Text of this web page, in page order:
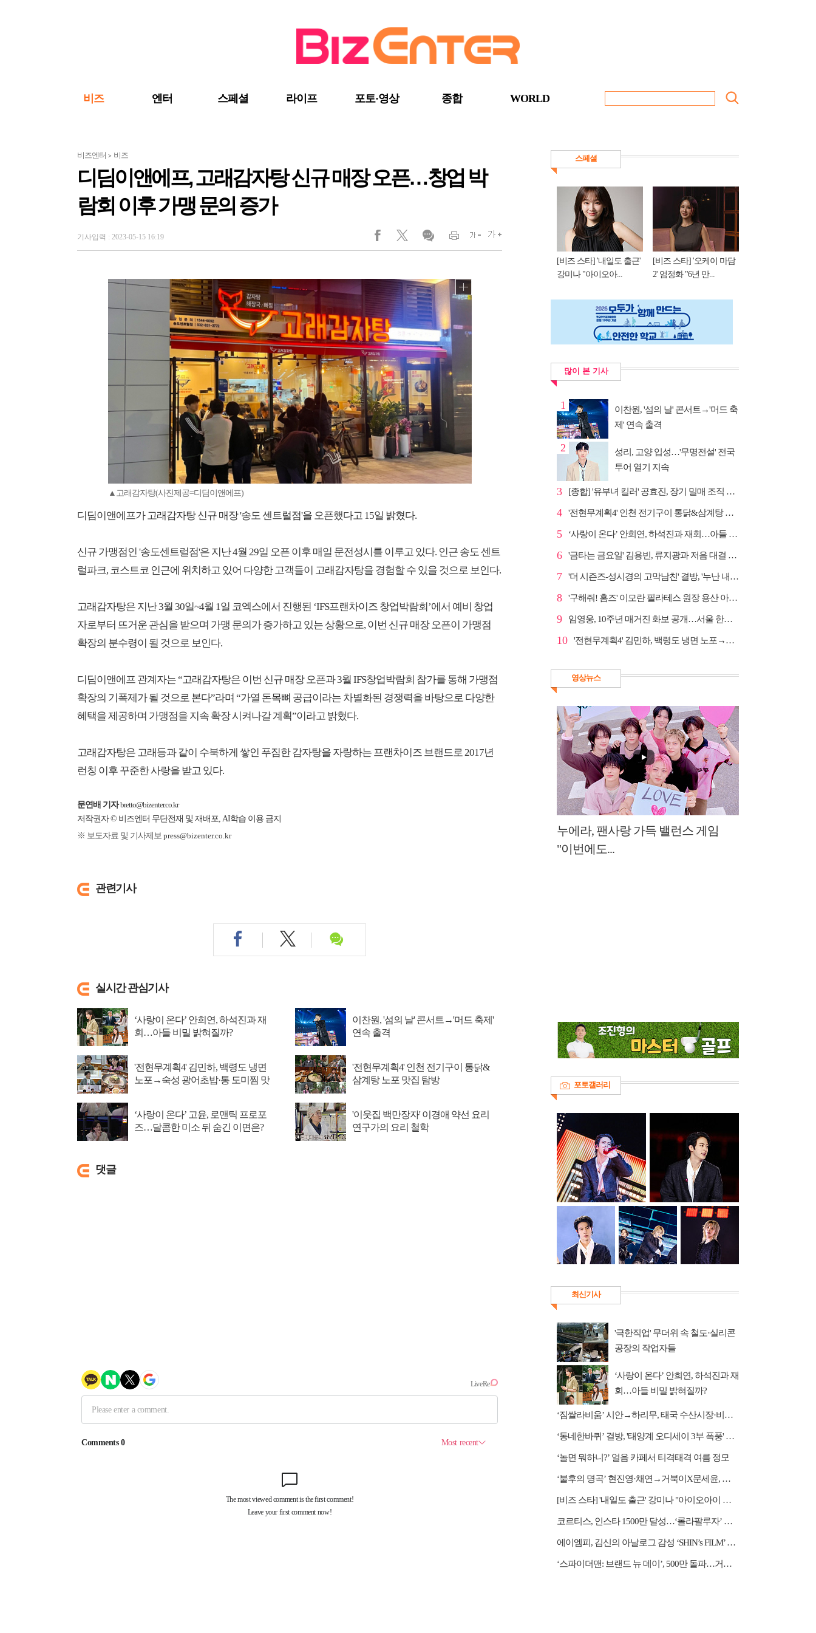
비즈 엔터 스페셜 라이프 포토·영상 종합 WORLD
비즈엔터 > 비즈
디딤이앤에프, 고래감자탕 신규 매장 오픈…창업 박
람회 이후 가맹 문의 증가
기사입력 : 2023-05-15 16:19
▲고래감자탕(사진제공=디딤이앤에프)
디딤이앤에프가 고래감자탕 신규 매장 '송도 센트럴점'을 오픈했다고 15일 밝혔다.
신규 가맹점인 '송도센트럴점'은 지난 4월 29일 오픈 이후 매일 문전성시를 이루고 있다. 인근 송도 센트
럴파크, 코스트코 인근에 위치하고 있어 다양한 고객들이 고래감자탕을 경험할 수 있을 것으로 보인다.
고래감자탕은 지난 3월 30일~4월 1일 코엑스에서 진행된 ‘IFS프랜차이즈 창업박람회’에서 예비 창업
자로부터 뜨거운 관심을 받으며 가맹 문의가 증가하고 있는 상황으로, 이번 신규 매장 오픈이 가맹점
확장의 분수령이 될 것으로 보인다.
디딤이앤에프 관계자는 “고래감자탕은 이번 신규 매장 오픈과 3월 IFS창업박람회 참가를 통해 가맹점
확장의 기폭제가 될 것으로 본다”라며 “가열 돈목뼈 공급이라는 차별화된 경쟁력을 바탕으로 다양한
혜택을 제공하며 가맹점을 지속 확장 시켜나갈 계획”이라고 밝혔다.
고래감자탕은 고래등과 같이 수북하게 쌓인 푸짐한 감자탕을 자랑하는 프랜차이즈 브랜드로 2017년
런칭 이후 꾸준한 사랑을 받고 있다.
문연배 기자 bretto@bizenter.co.kr
저작권자 © 비즈엔터 무단전재 및 재배포, AI학습 이용 금지
※ 보도자료 및 기사제보 press@bizenter.co.kr
관련기사
실시간 관심기사
‘사랑이 온다’ 안희연, 하석진과 재
회…아들 비밀 밝혀질까?
이찬원, '섬의 날' 콘서트→'머드 축제'
연속 출격
'전현무계획4' 김민하, 백령도 냉면
노포→숙성 광어초밥·통 도미찜 맛
'전현무계획4' 인천 전기구이 통닭&
삼계탕 노포 맛집 탐방
‘사랑이 온다’ 고윤, 로맨틱 프로포
즈…달콤한 미소 뒤 숨긴 이면은?
'이웃집 백만장자' 이경애 약선 요리
연구가의 요리 철학
댓글
스페셜
[비즈 스타] '내일도 출근'
강미나 "아이오아...
[비즈 스타] '오케이 마담
2' 엄정화 "6년 만...
많이 본 기사
1
이찬원, '섬의 날' 콘서트→'머드 축
제' 연속 출격
2
성리, 고양 입성…'무명전설' 전국
투어 열기 지속
3 [종합] '유부녀 킬러' 공효진, 장기 밀매 조직 소탕…4...
4 '전현무계획4' 인천 전기구이 통닭&삼계탕 노포 맛집 탐방
5 ‘사랑이 온다’ 안희연, 하석진과 재회…아들 비밀 밝혀...
6 '금타는 금요일' 김용빈, 류지광과 저음 대결 승리
7 '더 시즌즈-성시경의 고막남친' 결방, '누난 내게 여자...
8 '구해줘! 홈즈' 이모란 필라테스 원장 용산 아파트 방...
9 임영웅, 10주년 매거진 화보 공개…서울 한복판 대형 현...
10 '전현무계획4' 김민하, 백령도 냉면 노포→숙성 광어초...
영상뉴스
누에라, 팬사랑 가득 밸런스 게임
"이번에도...
포토갤러리
최신기사
'극한직업' 무더위 속 철도·실리콘
공장의 작업자들
‘사랑이 온다’ 안희연, 하석진과 재
회…아들 비밀 밝혀질까?
‘짐쌀라비움’ 시안→하리무, 태국 수산시장·비밀 동굴 탐방
‘동네한바퀴’ 결방, '태양계 오디세이 3부 폭풍' 편성
‘놀면 뭐하니?’ 얼음 카페서 티격태격 여름 정모
‘불후의 명곡’ 현진영·채연→거북이X문세윤, 레전드 배틀
[비즈 스타] '내일도 출근' 강미나 "아이오아이 불화설? 사실 아냐"(인터뷰)
코르티스, 인스타 1500만 달성…‘롤라팔루자’ 무대 열기 이어간다
에이엠피, 김신의 아날로그 감성 ‘SHIN’s FILM’ 공개
‘스파이더맨: 브랜드 뉴 데이’, 500만 돌파…거침없는 흥행 질주